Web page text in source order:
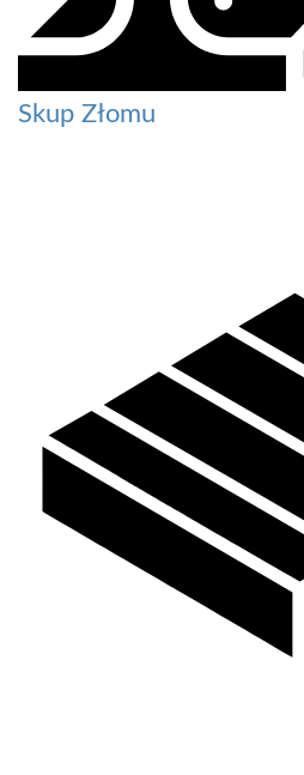
Skup Złomu